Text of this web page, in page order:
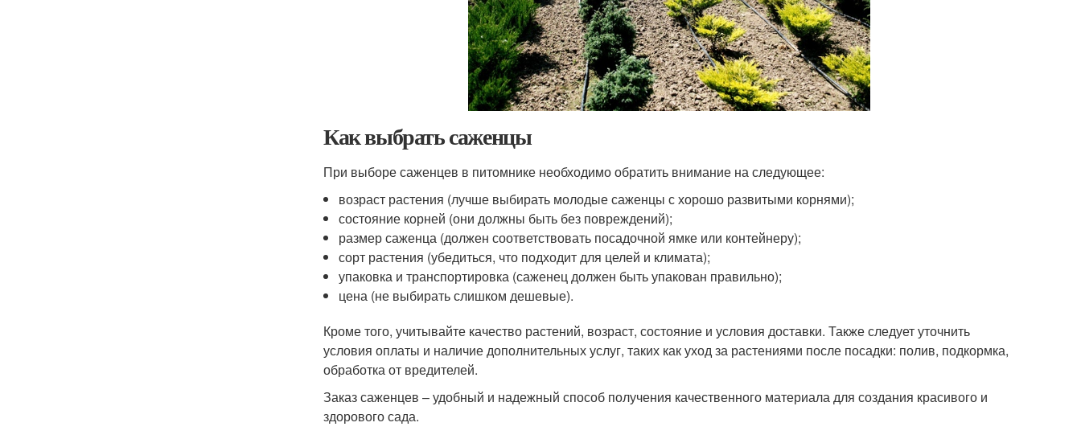
Как выбрать саженцы
При выборе саженцев в питомнике необходимо обратить внимание на следующее:
возраст растения (лучше выбирать молодые саженцы с хорошо развитыми корнями);
состояние корней (они должны быть без повреждений);
размер саженца (должен соответствовать посадочной ямке или контейнеру);
сорт растения (убедиться, что подходит для целей и климата);
упаковка и транспортировка (саженец должен быть упакован правильно);
цена (не выбирать слишком дешевые).
Кроме того, учитывайте качество растений, возраст, состояние и условия доставки. Также следует уточнить
условия оплаты и наличие дополнительных услуг, таких как уход за растениями после посадки: полив, подкормка,
обработка от вредителей.
Заказ саженцев – удобный и надежный способ получения качественного материала для создания красивого и
здорового сада.